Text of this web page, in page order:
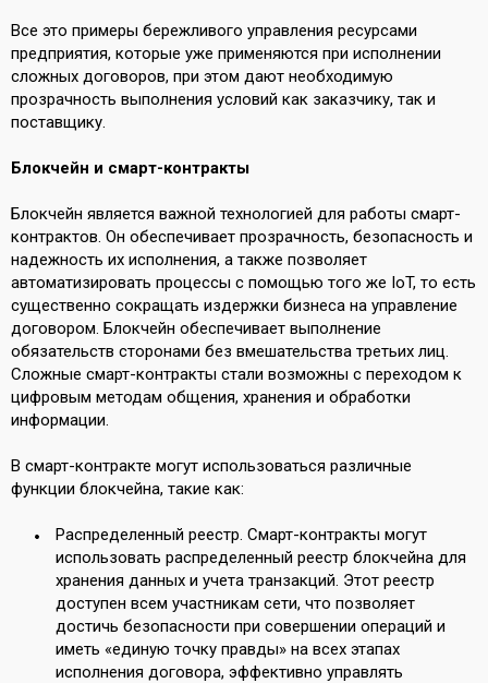
Все это примеры бережливого управления ресурсами
предприятия, которые уже применяются при исполнении
сложных договоров, при этом дают необходимую
прозрачность выполнения условий как заказчику, так и
поставщику.
Блокчейн и смарт-контракты
Блокчейн является важной технологией для работы смарт-
контрактов. Он обеспечивает прозрачность, безопасность и
надежность их исполнения, а также позволяет
автоматизировать процессы с помощью того же IoT, то есть
существенно сокращать издержки бизнеса на управление
договором. Блокчейн обеспечивает выполнение
обязательств сторонами без вмешательства третьих лиц.
Сложные смарт-контракты стали возможны с переходом к
цифровым методам общения, хранения и обработки
информации.
В смарт-контракте могут использоваться различные
функции блокчейна, такие как:
Распределенный реестр. Смарт-контракты могут
использовать распределенный реестр блокчейна для
хранения данных и учета транзакций. Этот реестр
доступен всем участникам сети, что позволяет
достичь безопасности при совершении операций и
иметь «единую точку правды» на всех этапах
исполнения договора, эффективно управлять